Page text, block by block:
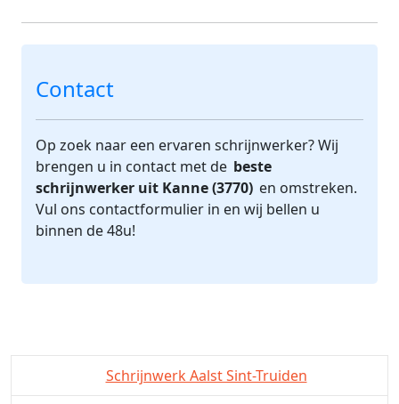
Contact
Op zoek naar een ervaren schrijnwerker? Wij
brengen u in contact met de beste
schrijnwerker uit Kanne (3770) en omstreken.
Vul ons contactformulier in en wij bellen u
binnen de 48u!
Schrijnwerk Aalst Sint-Truiden